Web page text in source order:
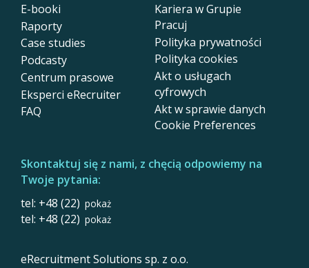
E-booki
Raporty
Case studies
Podcasty
Centrum prasowe
Eksperci eRecruiter
FAQ
Kariera w Grupie
Pracuj
Polityka prywatności
Polityka cookies
Akt o usługach
cyfrowych
Akt w sprawie danych
Cookie Preferences
Skontaktuj się z nami, z chęcią odpowiemy na
Twoje pytania:
tel: +48 (22) pokaż
tel: +48 (22) pokaż
eRecruitment Solutions sp. z o.o.